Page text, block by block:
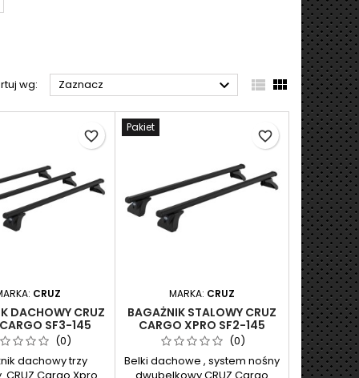
wg: Zaznacz   
CRUZ
DACHOWY CRUZ
SF3-145
, EXPERT L1 I
L2
(0)
dachowy trzy
favorite_border
Pakiet
MARKA: CRUZ
BAGAŻNIK STALOWY CRUZ
CARGO XPRO SF2-145
JUMPY /SCUDO EXPERT
L2H2
(0)
Belki dachowe , system nośny
favorite_border